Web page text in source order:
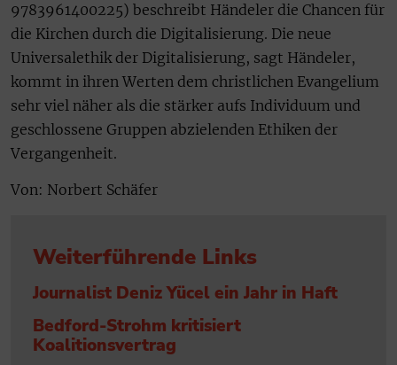
9783961400225) beschreibt Händeler die Chancen für
die Kirchen durch die Digitalisierung. Die neue
Universalethik der Digitalisierung, sagt Händeler,
kommt in ihren Werten dem christlichen Evangelium
sehr viel näher als die stärker aufs Individuum und
geschlossene Gruppen abzielenden Ethiken der
Vergangenheit.
Von: Norbert Schäfer
Weiterführende Links
Journalist Deniz Yücel ein Jahr in Haft
Bedford-Strohm kritisiert
Koalitionsvertrag